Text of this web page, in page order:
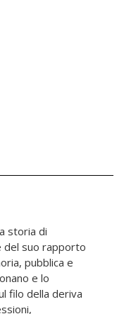
storia di
del suo rapporto
pubblica e
e lo
filo della deriva